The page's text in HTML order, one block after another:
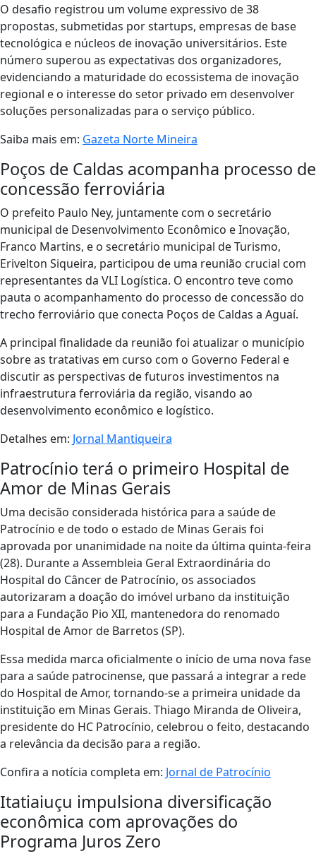
O desafio registrou um volume expressivo de 38
propostas, submetidas por startups, empresas de base
tecnológica e núcleos de inovação universitários. Este
número superou as expectativas dos organizadores,
evidenciando a maturidade do ecossistema de inovação
regional e o interesse do setor privado em desenvolver
soluções personalizadas para o serviço público.
Saiba mais em: Gazeta Norte Mineira
Poços de Caldas acompanha processo de
concessão ferroviária
O prefeito Paulo Ney, juntamente com o secretário
municipal de Desenvolvimento Econômico e Inovação,
Franco Martins, e o secretário municipal de Turismo,
Erivelton Siqueira, participou de uma reunião crucial com
representantes da VLI Logística. O encontro teve como
pauta o acompanhamento do processo de concessão do
trecho ferroviário que conecta Poços de Caldas a Aguaí.
A principal finalidade da reunião foi atualizar o município
sobre as tratativas em curso com o Governo Federal e
discutir as perspectivas de futuros investimentos na
infraestrutura ferroviária da região, visando ao
desenvolvimento econômico e logístico.
Detalhes em: Jornal Mantiqueira
Patrocínio terá o primeiro Hospital de
Amor de Minas Gerais
Uma decisão considerada histórica para a saúde de
Patrocínio e de todo o estado de Minas Gerais foi
aprovada por unanimidade na noite da última quinta-feira
(28). Durante a Assembleia Geral Extraordinária do
Hospital do Câncer de Patrocínio, os associados
autorizaram a doação do imóvel urbano da instituição
para a Fundação Pio XII, mantenedora do renomado
Hospital de Amor de Barretos (SP).
Essa medida marca oficialmente o início de uma nova fase
para a saúde patrocinense, que passará a integrar a rede
do Hospital de Amor, tornando-se a primeira unidade da
instituição em Minas Gerais. Thiago Miranda de Oliveira,
presidente do HC Patrocínio, celebrou o feito, destacando
a relevância da decisão para a região.
Confira a notícia completa em: Jornal de Patrocínio
Itatiaiuçu impulsiona diversificação
econômica com aprovações do
Programa Juros Zero